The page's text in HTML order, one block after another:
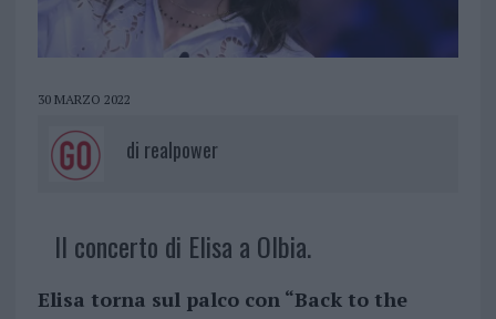
30 MARZO 2022
di realpower
Il concerto di Elisa a Olbia.
Elisa torna sul palco con “Back to the